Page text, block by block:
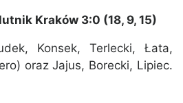
Kraków 3:0 (18, 9, 15)
Konsek, Terlecki, Łata,
oraz Jajus, Borecki, Lipiec.